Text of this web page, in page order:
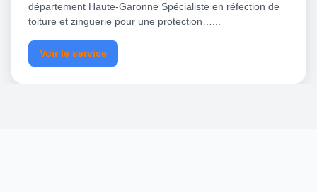
département Haute-Garonne Spécialiste en réfection de
toiture et zinguerie pour une protection…...
Voir le service